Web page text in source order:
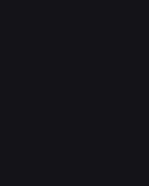
场下调最低上落价位（